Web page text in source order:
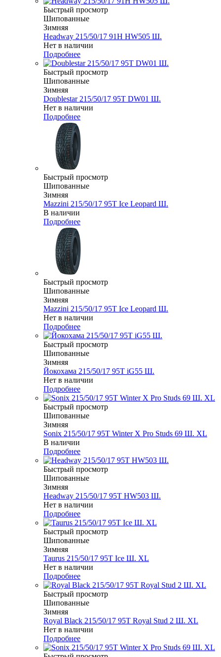
Быстрый просмотр
Шипованные
Зимняя
Headway 215/50/17 91H HW505 Ш.
Нет в наличии
Подробнее
Быстрый просмотр
Шипованные
Зимняя
Doublestar 215/50/17 95T DW01 Ш.
Нет в наличии
Подробнее
Быстрый просмотр
Шипованные
Зимняя
Mazzini 215/50/17 95T Ice Leopard Ш.
В наличии
Подробнее
Быстрый просмотр
Шипованные
Зимняя
Mazzini 215/50/17 95T Ice Leopard Ш.
Нет в наличии
Подробнее
Быстрый просмотр
Шипованные
Зимняя
Йокохама 215/50/17 95T iG55 Ш.
Нет в наличии
Подробнее
Быстрый просмотр
Шипованные
Зимняя
Sonix 215/50/17 95T Winter X Pro Studs 69 Ш. XL
В наличии
Подробнее
Быстрый просмотр
Шипованные
Зимняя
Headway 215/50/17 95T HW503 Ш.
Нет в наличии
Подробнее
Быстрый просмотр
Шипованные
Зимняя
Taurus 215/50/17 95T Ice Ш. XL
Нет в наличии
Подробнее
Быстрый просмотр
Шипованные
Зимняя
Royal Black 215/50/17 95T Royal Stud 2 Ш. XL
Нет в наличии
Подробнее